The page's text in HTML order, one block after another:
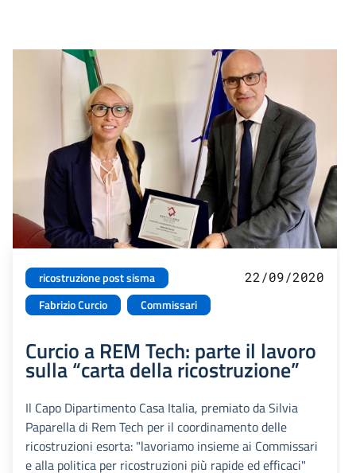
ricostruzione post sisma
Fabrizio Curcio
Commissari
22/09/2020
Curcio a REM Tech: parte il lavoro
sulla “carta della ricostruzione”
Il Capo Dipartimento Casa Italia, premiato da Silvia
Paparella di Rem Tech per il coordinamento delle
ricostruzioni esorta: "lavoriamo insieme ai Commissari
e alla politica per ricostruzioni più rapide ed efficaci"